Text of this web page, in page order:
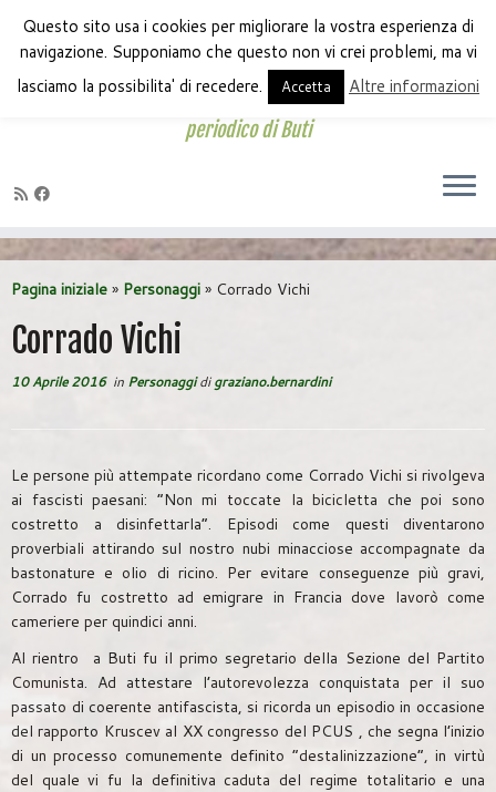
Passa
contenuto
periodico di Buti
Pagina iniziale » Personaggi » Corrado Vichi
Corrado Vichi
10 Aprile 2016in Personaggidigraziano.bernardini
Le persone più attempate ricordano come Corrado Vichi si rivolgeva
ai fascisti paesani: “Non mi toccate la bicicletta che poi sono
costretto a disinfettarla”. Episodi come questi diventarono
proverbiali attirando sul nostro nubi minacciose accompagnate da
bastonature e olio di ricino. Per evitare conseguenze più gravi,
Corrado fu costretto ad emigrare in Francia dove lavorò come
cameriere per quindici anni.
Al rientro a Buti fu il primo segretario della Sezione del Partito
Comunista. Ad attestare l’autorevolezza conquistata per il suo
passato di coerente antifascista, si ricorda un episodio in occasione
del rapporto Kruscev al XX congresso del PCUS , che segna l’inizio
di un processo comunemente definito “destalinizzazione”, in virtù
del quale vi fu la definitiva caduta del regime totalitario e una
Questo sito usa i cookies per migliorare la vostra esperienza di
navigazione. Supponiamo che questo non vi crei problemi, ma vi
lasciamo la possibilita' di recedere.
Accetta Altre informazioni